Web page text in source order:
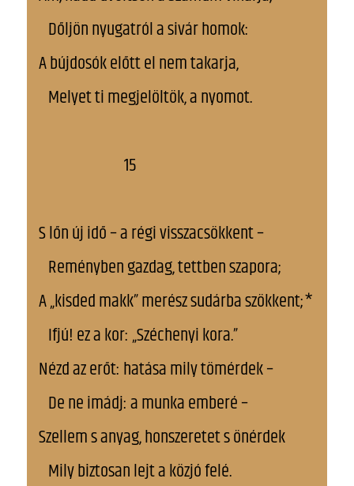
Dőljön nyugatról a sivár homok:
A bújdosók előtt el nem takarja,
Melyet ti megjelöltök, a nyomot.
15
S lőn új idő – a régi visszacsökkent –
Reményben gazdag, tettben szapora;
A „kisded makk” merész sudárba szökkent;*
Ifjú! ez a kor: „Széchenyi kora.”
Nézd az erőt: hatása mily tömérdek –
De ne imádj: a munka emberé –
Szellem s anyag, honszeretet s önérdek
Mily biztosan lejt a közjó felé.